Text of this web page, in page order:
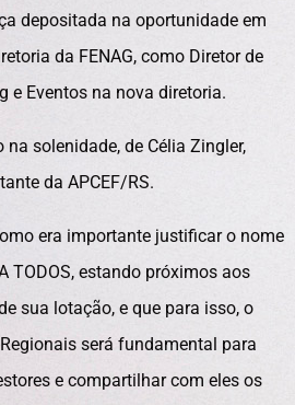
depositada na oportunidade em
da FENAG, como Diretor de
e Eventos na nova diretoria.
solenidade, de Célia Zingler,
da APCEF/RS.
era importante justificar o nome
TODOS, estando próximos aos
sua lotação, e que para isso, o
será fundamental para
e compartilhar com eles os